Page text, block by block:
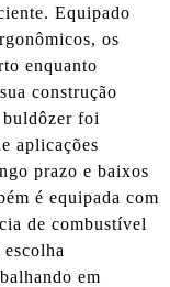
Equipado
os
enquanto
construção
buldôzer foi
aplicações
prazo e baixos
é equipada com
de combustível
em